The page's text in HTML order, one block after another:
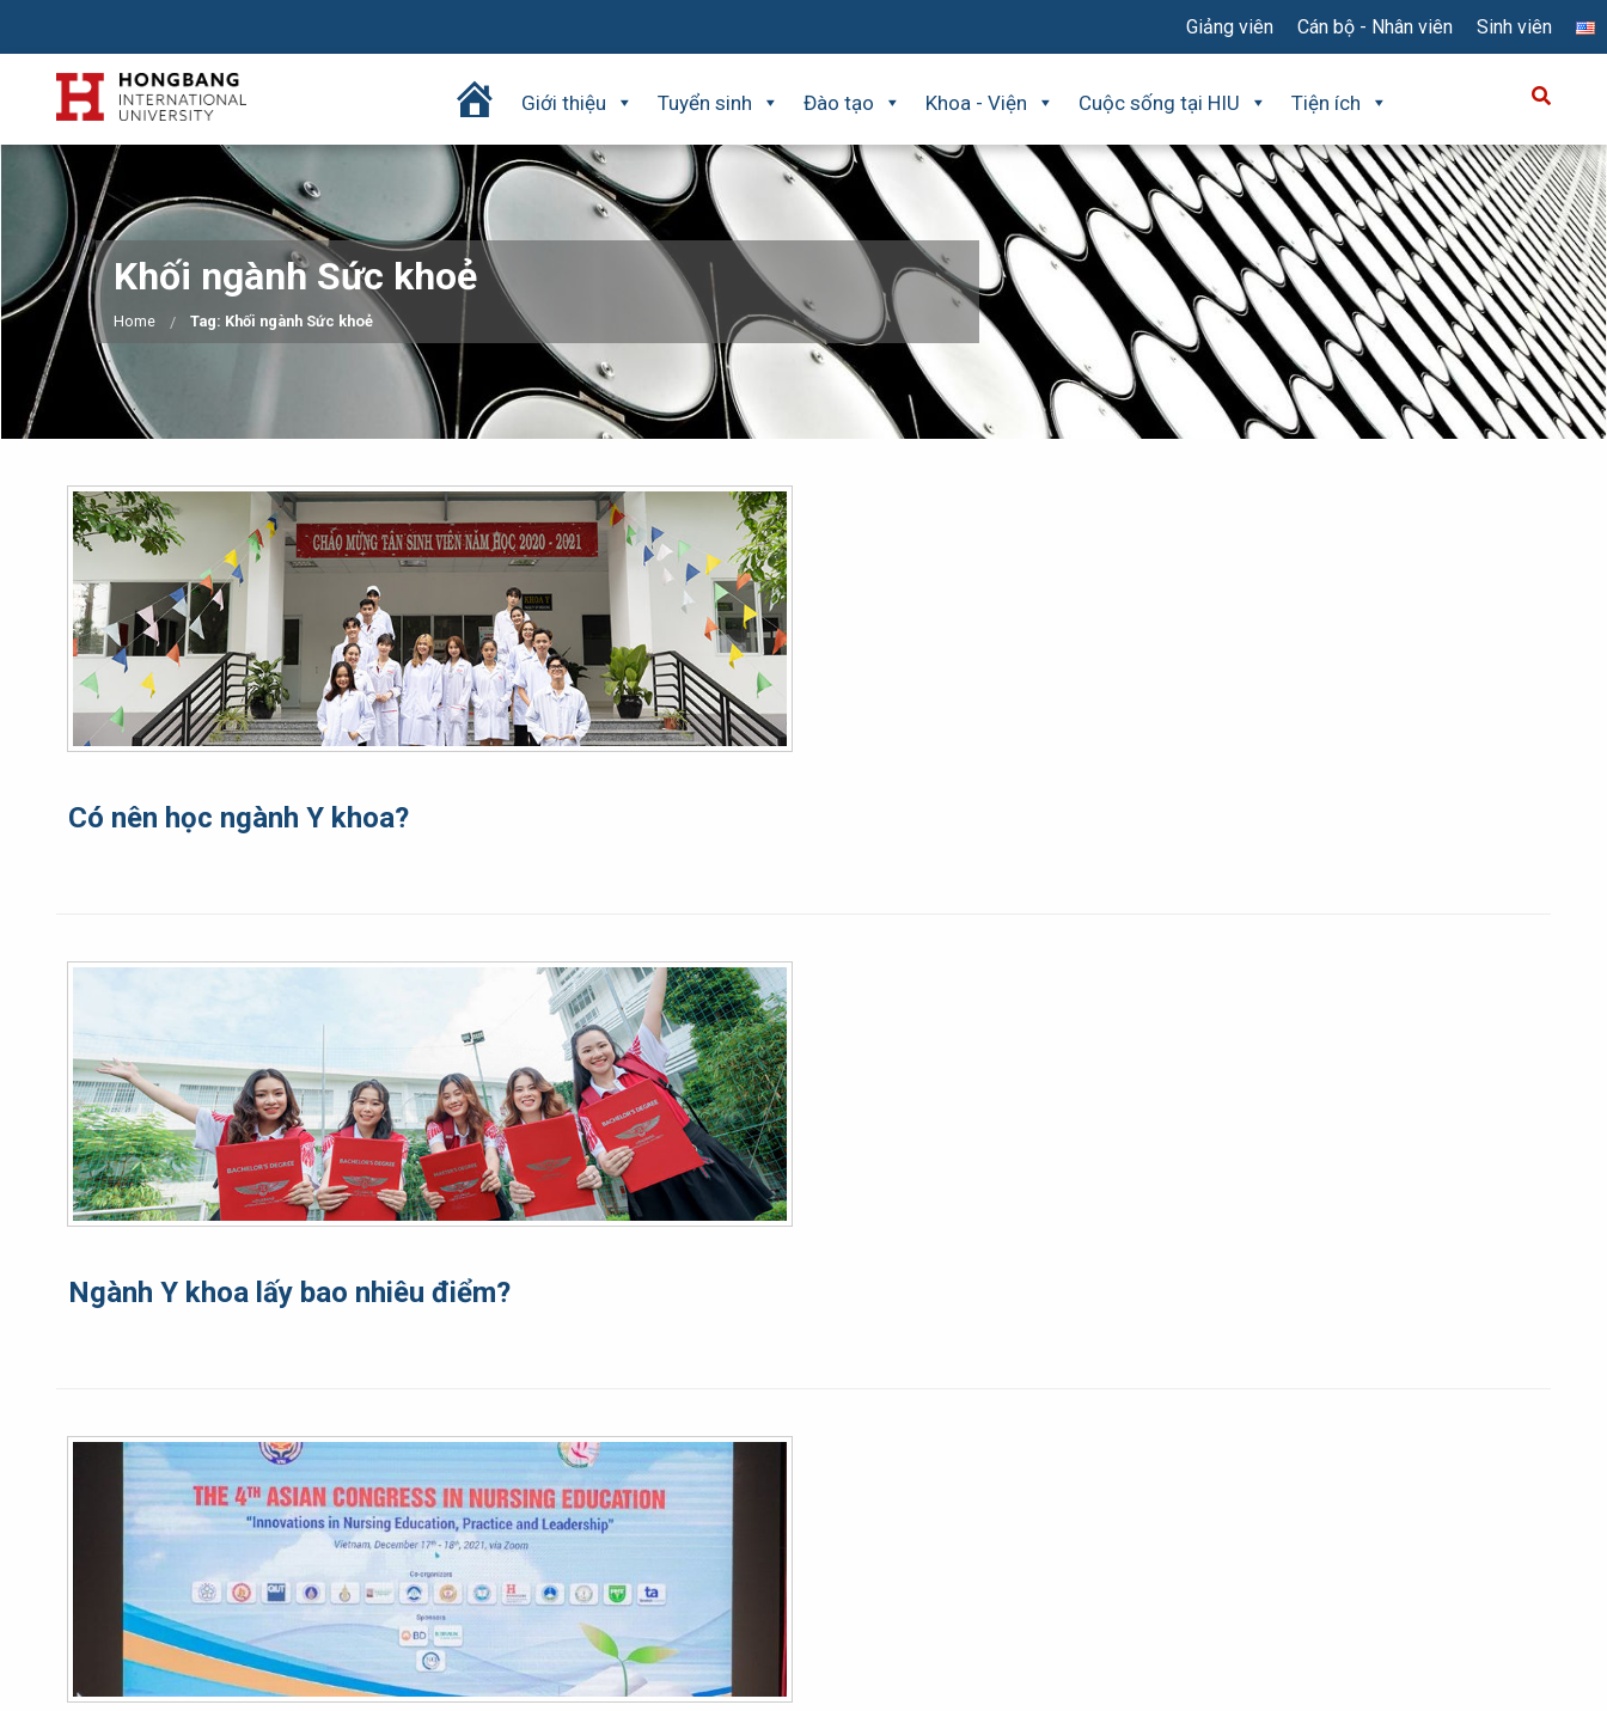
Giảng viên Cán bộ - Nhân viên Sinh viên
a
n
h
Giới thiệu Tuyển sinh Đào tạo Khoa - Viện Cuộc sống tại HIU Tiện ích
Khối ngành Sức khoẻ
Home Tag: Khối ngành Sức khoẻ
Có nên học ngành Y khoa?
Ngành Y khoa lấy bao nhiêu điểm?